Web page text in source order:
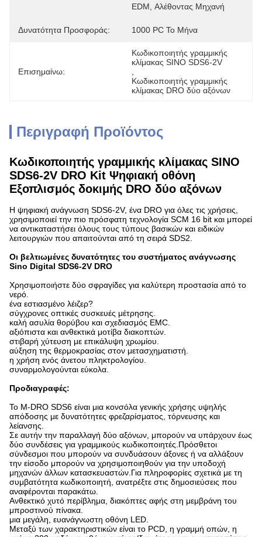
EDM, Αλέθοντας Μηχανή
Δυνατότητα Προσφοράς: 1000 PC Το Μήνα
Επισημαίνω:
Κωδικοποιητής γραμμικής
κλίμακας SINO SDS6-2V
Κωδικοποιητής γραμμικής
κλίμακας DRO δύο αξόνων
Περιγραφή Προϊόντος
Κωδικοποιητής γραμμικής κλίμακας SINO
SDS6-2V DRO Kit Ψηφιακή οθόνη
Εξοπλισμός δοκιμής DRO δύο αξόνων
Η ψηφιακή ανάγνωση SDS6-2V, ένα DRO για όλες τις χρήσεις,
χρησιμοποιεί την πιο πρόσφατη τεχνολογία SCM 16 bit και μπορεί
να αντικαταστήσει όλους τους τύπους βασικών και ειδικών
λειτουργιών που απαιτούνται από τη σειρά SDS2.
Οι βελτιωμένες δυνατότητες του συστήματος ανάγνωσης
Sino Digital SDS6-2V DRO
Χρησιμοποιήστε δύο σφραγίδες για καλύτερη προστασία από το
νερό.
ένα εστιασμένο λέιζερ?
σύγχρονες οπτικές συσκευές μέτρησης.
καλή ασυλία θορύβου και σχεδιασμός EMC.
αξιόπιστα και ανθεκτικά μοτίβα διακοπτών.
στιβαρή χύτευση με επικάλυψη χρωμίου.
αύξηση της θερμοκρασίας στον μετασχηματιστή.
η χρήση ενός άνετου πληκτρολογίου.
συναρμολογούνται εύκολα.
Προδιαγραφές:
Το M-DRO SDS6 είναι μια κονσόλα γενικής χρήσης υψηλής
απόδοσης με δυνατότητες φρεζαρίσματος, τόρνευσης και
λείανσης.
Σε αυτήν την παραλλαγή δύο αξόνων, μπορούν να υπάρχουν έως
δύο συνδέσεις για γραμμικούς κωδικοποιητές.Πρόσθετοι
σύνδεσμοι που μπορούν να συνδυάσουν άξονες ή να αλλάξουν
την είσοδο μπορούν να χρησιμοποιηθούν για την υποδοχή
μηχανών άλλων κατασκευαστών.Για πληροφορίες σχετικά με τη
συμβατότητα κωδικοποιητή, ανατρέξτε στις δημοσιεύσεις που
αναφέρονται παρακάτω.
Ανθεκτικό χυτό περίβλημα, διακόπτες αφής στη μεμβράνη του
μπροστινού πίνακα.
μια μεγάλη, ευανάγνωστη οθόνη LED.
Μεταξύ των χαρακτηριστικών είναι το PCD, η γραμμή οπών, η